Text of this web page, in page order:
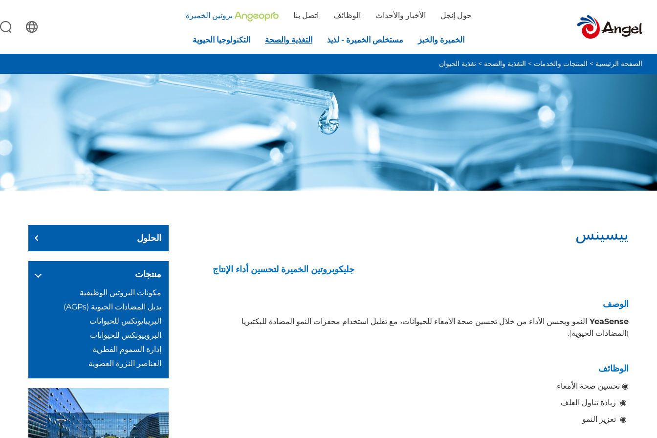
حول إنجل الأخبار والأحداث الوظائف اتصل بنا بروتين الخميرة
الخميرة والخبز مستخلص الخميرة - لذيذ التغذية والصحة التكنولوجيا الحيوية
الصفحة الرئيسية > المنتجات والخدمات > التغذية والصحة > تغذية الحيوان
ييسينس
جليكوبروتين الخميرة لتحسين أداء الإنتاج
الوصف
YeaSense النمو ويحسن الأداء من خلال تحسين صحة الأمعاء للحيوانات، مع تقليل استخدام محفزات النمو المضادة للبكتيريا
(المضادات الحيوية).
الوظائف
◉ تحسين صحة الأمعاء
◉ زيادة تناول العلف
◉ تعزيز النمو
الحلول
منتجات
مكونات البروتين الوظيفية
بديل المضادات الحيوية (AGPs)
البريبايوتكس للحيوانات
البروبيوتكس للحيوانات
إدارة السموم الفطرية
العناصر النزرة العضوية